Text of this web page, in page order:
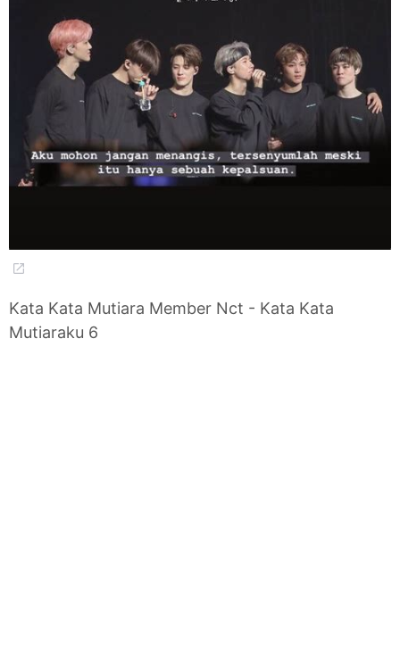
Kata Kata Mutiara Member Nct - Kata Kata
Mutiaraku 6